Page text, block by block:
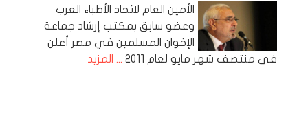
الأمين العام لاتحاد الأطباء العرب
وعضو سابق بمكتب إرشاد جماعة
الإخوان المسلمين في مصر أعلن
فى منتصف شهر مايو لعام 2011
... المزيد